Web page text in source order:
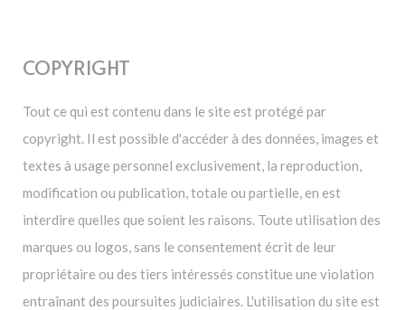
COPYRIGHT
Tout ce qui est contenu dans le site est protégé par
copyright. Il est possible d'accéder à des données, images et
textes à usage personnel exclusivement, la reproduction,
modification ou publication, totale ou partielle, en est
interdire quelles que soient les raisons. Toute utilisation des
marques ou logos, sans le consentement écrit de leur
propriétaire ou des tiers intéressés constitue une violation
entraînant des poursuites judiciaires. L'utilisation du site est